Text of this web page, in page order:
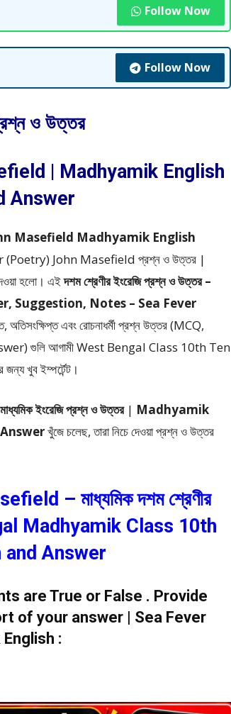
Follow Now
Follow Now
ও উত্তর
| Madhyamik English
Answer
John Masefield Madhyamik English
(Poetry) John Masefield প্রশ্ন ও উত্তর |
হলো। এইদশম শ্রেণীর ইংরেজি প্রশ্ন ও উত্তর –
Suggestion, Notes – Sea Fever
অতিসংক্ষিপ্ত এবং রোচনাধর্মী প্রশ্ন উত্তর (MCQ,
গুলি আগামী West Bengal Class 10th Ten
খুব ইম্পর্টেন্ট।
মাধ্যমিক ইংরেজি প্রশ্ন ও উত্তর| Madhyamik
খুঁজে চলেছ, তারা নিচে দেওয়া প্রশ্ন ও উত্তর
– মাধ্যমিক দশম শ্রেণীর
Madhyamik Class 10th
and Answer
are True or False . Provide
of your answer | Sea Fever
: